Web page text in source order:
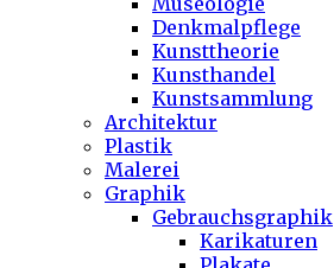
Denkmalpflege
Kunsttheorie
Kunsthandel
Kunstsammlung
Architektur
Plastik
Malerei
Graphik
Gebrauchsgraphik
Karikaturen